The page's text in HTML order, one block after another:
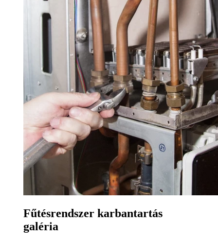
Fűtésrendszer karbantartás
galéria